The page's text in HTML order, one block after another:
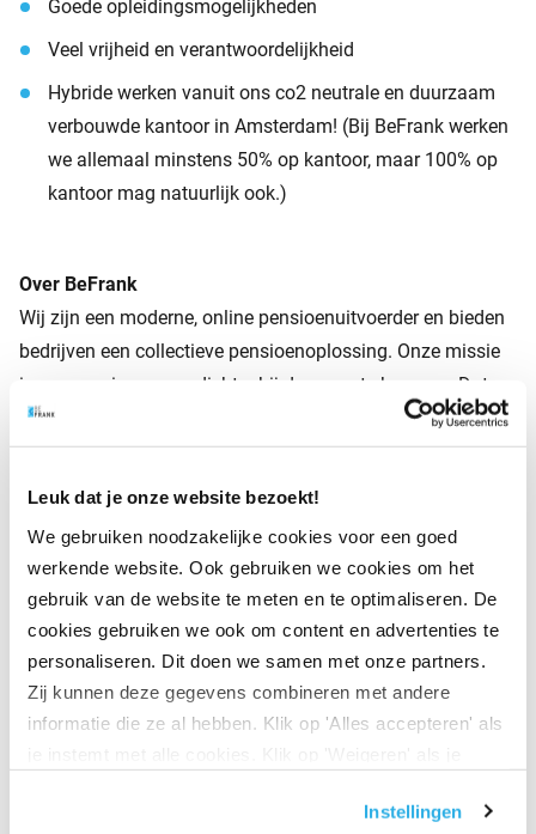
Leuk dat je onze website bezoekt!
We gebruiken noodzakelijke cookies voor een goed
werkende website. Ook gebruiken we cookies om het
gebruik van de website te meten en te optimaliseren. De
cookies gebruiken we ook om content en advertenties te
personaliseren. Dit doen we samen met onze partners.
Zij kunnen deze gegevens combineren met andere
informatie die ze al hebben. Klik op 'Alles accepteren' als
vind je meer informatie. Je kunt altijd je toestemming
Instellingen
Goede opleidingsmogelijkheden
Veel vrijheid en verantwoordelijkheid
Hybride werken vanuit ons co2 neutrale en duurzaam
verbouwde kantoor in Amsterdam! (Bij BeFrank werken
we allemaal minstens 50% op kantoor, maar 100% op
kantoor mag natuurlijk ook.)
Over BeFrank
Wij zijn een moderne, online pensioenuitvoerder en bieden
bedrijven een collectieve pensioenoplossing. Onze missie
is om pensioen weer dichter bij de mens te brengen. Dat
doen wij door altijd begrijpelijk te communiceren en alles
eenvoudig te houden. En door zowel werkgevers als
werknemers 24/7 inzicht in hun pensioen te geven via een
zich door lef, innovatiedrang en klantgericht denken.
Doordat wij een zelfstandig label zijn hebben we korte
lijnen. We werken elke dag hard om het beste product te
leveren, met de beste service die je kunt bedenken. Maar
we vieren ook samen onze successen!
Wij geloven in de kracht van een inclusieve werkomgeving
waarin iedereen weet én ervaart dat je er 100% jezelf kunt